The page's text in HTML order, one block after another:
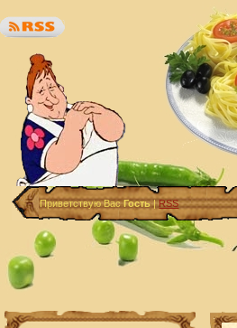
Приветствую Вас Гость|RSS